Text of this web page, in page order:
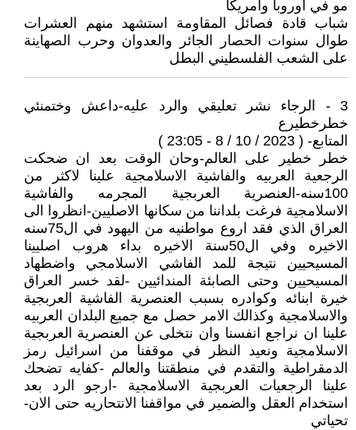
مو في أوروبا وأمريكا
شباب قادة فصائل المقاومة استشهد منهم العشرات
طوال سنوات الحصار الجائر والعدوان وحرب الصهاينة
على الشعب الفلسطيني البطل
3 - الرجاء نشر تعليقي والرد عليه-داعش وختمنئي
خطرخطيرع
المتابع- ( 2023 / 10 / 8 - 23:05 )
خطر خطير على العالم-وحان الوقت بعد ان ضحكت
الرجعية العربيه والفاشية الاسلامجية علينا لاكثر من
100سنه-العنصرية العربجية المجرمه والفاشية
الاسلامجية فرغت بلداننا من سكانها الاصليين-انظروا الى
العراق الذي فقد اروع مواطنيه من اليهود في ال75سنه
الاخيره وفي ال50سنة الاخيره بداء هروب اصليينا
المسيحيين نتيجة للمد الفاشي الاسلامجي واضطهاد
المسيحيين وحتى الصابئة المندائيين -لقد خسر العراق
خيرة ابنائه وكوادره بسبب العنصرية الفاشية العربجية
والاسلامجية وكذالك الامر حصل مع جميع البلدان العربيه
علينا ان نراجع انفسنا وان نتخلى عن العنصرية العربجية
الاسلامجية ونعيد النظر في موقفنا من اسرائيل رمز
الدمقراطية والتقدم في منطقتنا والعالم -كفايه تضحك
علينا الرجعيات العربجية الاسلامجية -ارجو الرد بعد
استخدام العقل والضمير في مواقفنا الانتحاريه حتى الان-
تحياتي